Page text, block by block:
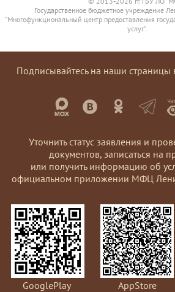
Государственное бюджетное учреждение
"Многофункциональный центр предоставления
услуг".
Подписывайтесь на наши страницы
Уточнить статус заявления и
документов, записаться на
или получить информацию об
официальном приложении МФЦ
GooglePlay AppStore